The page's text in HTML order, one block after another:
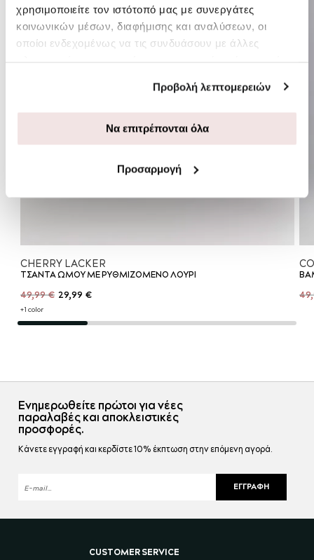
χρησιμοποιείτε τον ιστότοπό μας με συνεργάτες
κοινωνικών μέσων, διαφήμισης και αναλύσεων, οι
οποίοι ενδεχομένως να τις συνδυάσουν με άλλες
Προβολή λεπτομερειών
Να επιτρέπονται όλα
Προσαρμογή
CHERRY LACKER
ΤΣΑΝΤΑ ΩΜΟΥ ΜΕ ΡΥΘΜΙΖΟΜΕΝΟ ΛΟΥΡΙ
49,99 € 29,99 €
+1 color
CUSTOMER SERVICE
Ενημερωθείτε πρώτοι για νέες
παραλαβές και αποκλειστικές
προσφορές.
Κάνετε εγγραφή και κερδίστε 10% έκπτωση στην επόμενη αγορά.
ΕΓΓΡΑΦΉ